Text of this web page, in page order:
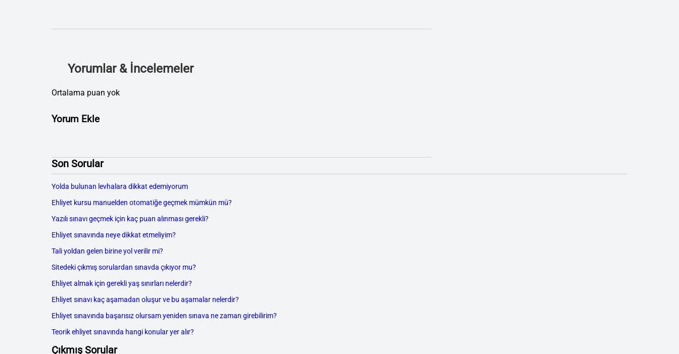
Yorumlar & İncelemeler
Ortalama puan yok
Yorum Ekle
Son Sorular
Yolda bulunan levhalara dikkat edemiyorum
Ehliyet kursu manuelden otomatiğe geçmek mümkün mü?
Yazılı sınavı geçmek için kaç puan alınması gerekli?
Ehliyet sınavında neye dikkat etmeliyim?
Tali yoldan gelen birine yol verilir mi?
Sitedeki çıkmış sorulardan sınavda çıkıyor mu?
Ehliyet almak için gerekli yaş sınırları nelerdir?
Ehliyet sınavı kaç aşamadan oluşur ve bu aşamalar nelerdir?
Ehliyet sınavında başarısız olursam yeniden sınava ne zaman girebilirim?
Teorik ehliyet sınavında hangi konular yer alır?
Çıkmış Sorular